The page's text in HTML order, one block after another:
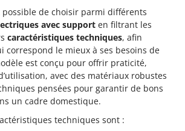
télescopiques
à batterie
Échenilloirs manuels
d'engrais
pour Feuilles
possible de choisir parmi différents
avec support en filtrant les
caractéristiques techniques, afin
correspond le mieux à ses besoins de
est conçu pour offrir praticité,
avec des matériaux robustes
pensées pour garantir de bons
un cadre domestique.
techniques sont :